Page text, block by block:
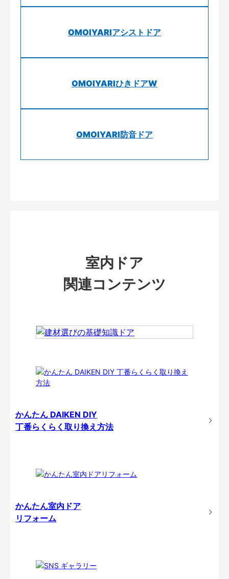
OMOIYARIアシストドア
OMOIYARIひきドアW
OMOIYARI防音ドア
室内ドア
関連コンテンツ
かんたん DAIKEN DIY
丁番らくらく取り換え方法
かんたん室内ドア
リフォーム